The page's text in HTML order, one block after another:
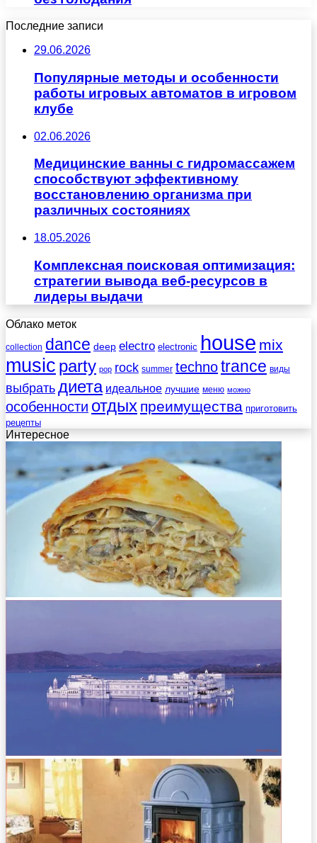
Последние записи
29.06.2026
Популярные методы и особенности
работы игровых автоматов в игровом
клубе
02.06.2026
Медицинские ванны с гидромассажем
способствуют эффективному
восстановлению организма при
различных состояниях
18.05.2026
Комплексная поисковая оптимизация:
стратегии вывода веб-ресурсов в
лидеры выдачи
Облако меток
collection dance deep electro electronic house mix
music party pop rock summer technotrance виды
выбратьдиета идеальное лучшие меню можно
особенности отдых преимущества приготовить
рецепты
Интересное